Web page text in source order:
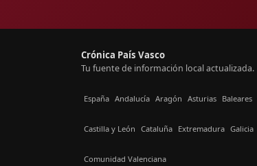
Crónica País Vasco
Tu fuente de información local actualizada.
España Andalucía Aragón Asturias Baleares
Castilla y León Cataluña Extremadura Galicia
Comunidad Valenciana